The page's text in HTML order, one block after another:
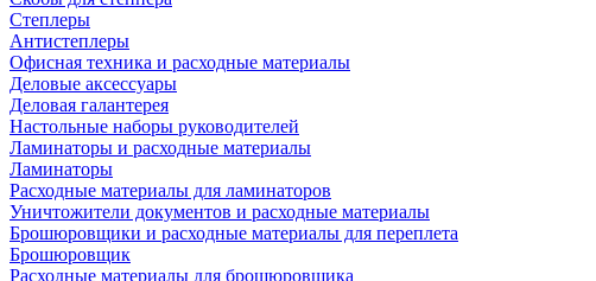
Степлеры
Антистеплеры
Офисная техника и расходные материалы
Деловые аксессуары
Деловая галантерея
Настольные наборы руководителей
Ламинаторы и расходные материалы
Ламинаторы
Расходные материалы для ламинаторов
Уничтожители документов и расходные материалы
Брошюровщики и расходные материалы для переплета
Брошюровщик
Расходные материалы для брошюровщика